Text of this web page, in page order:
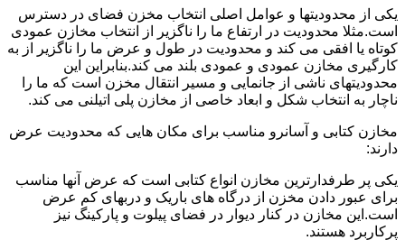
یکی از محدودیتها و عوامل اصلی انتخاب مخزن فضای در دسترس
است.مثلا محدودیت در ارتفاع ما را ناگزیر از انتخاب مخازن عمودی
کوتاه یا افقی می کند و محدودیت در طول و عرض ما را ناگزیر از به
کارگیری مخازن عمودی و عمودی بلند می کند.بنابراین این
محدودیتهای ناشی از جانمایی و مسیر انتقال مخزن است که ما را
ناچار به انتخاب شکل و ابعاد خاصی از مخازن پلی اتیلنی می کند.
مخازن کتابی و آسانرو مناسب برای مکان هایی که محدودیت عرض
دارند:
یکی پر طرفدارترین مخازن انواع کتابی است که عرض آنها مناسب
برای عبور دادن مخزن از درگاه های باریک و دربهای کم عرض
است.این مخازن در کنار دیوار در فضای پیلوت و پارکینگ نیز
پرکاربرد هستند.